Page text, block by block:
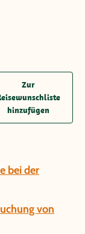
Zur
hinzufügen
bei der
von